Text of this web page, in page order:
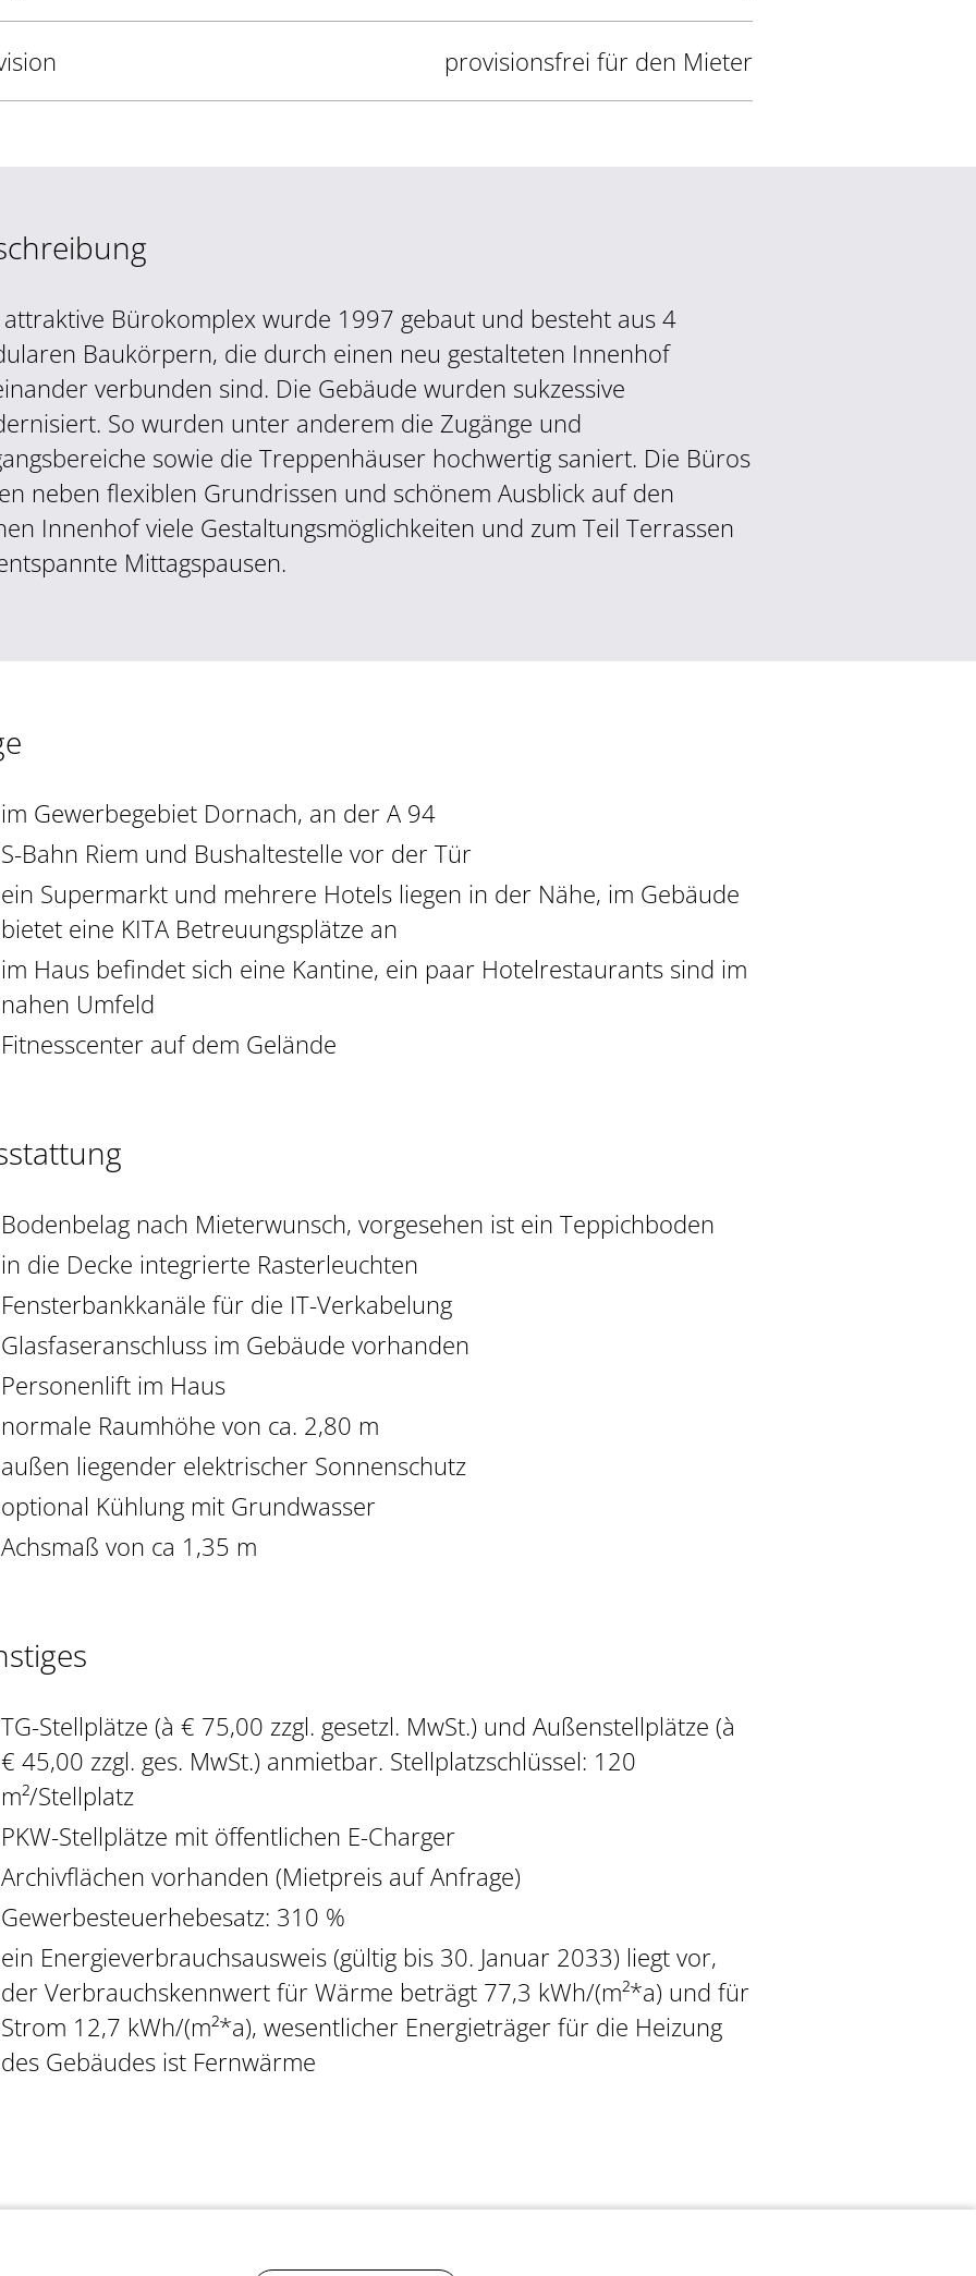
provisionsfrei für den Mieter
Bürokomplex wurde 1997 gebaut und besteht aus 4
Baukörpern, die durch einen neu gestalteten Innenhof
verbunden sind. Die Gebäude wurden sukzessive
So wurden unter anderem die Zugänge und
sowie die Treppenhäuser hochwertig saniert. Die Büros
neben flexiblen Grundrissen und schönem Ausblick auf den
Innenhof viele Gestaltungsmöglichkeiten und zum Teil Terrassen
Mittagspausen.
im Gewerbegebiet Dornach, an der A 94
S-Bahn Riem und Bushaltestelle vor der Tür
ein Supermarkt und mehrere Hotels liegen in der Nähe, im Gebäude
bietet eine KITA Betreuungsplätze an
im Haus befindet sich eine Kantine, ein paar Hotelrestaurants sind im
nahen Umfeld
Fitnesscenter auf dem Gelände
Bodenbelag nach Mieterwunsch, vorgesehen ist ein Teppichboden
in die Decke integrierte Rasterleuchten
Fensterbankkanäle für die IT-Verkabelung
Glasfaseranschluss im Gebäude vorhanden
Personenlift im Haus
normale Raumhöhe von ca. 2,80 m
außen liegender elektrischer Sonnenschutz
optional Kühlung mit Grundwasser
Achsmaß von ca 1,35 m
TG-Stellplätze (à € 75,00 zzgl. gesetzl. MwSt.) und Außenstellplätze (à
€ 45,00 zzgl. ges. MwSt.) anmietbar. Stellplatzschlüssel: 120
m²/Stellplatz
PKW-Stellplätze mit öffentlichen E-Charger
Archivflächen vorhanden (Mietpreis auf Anfrage)
Gewerbesteuerhebesatz: 310 %
ein Energieverbrauchsausweis (gültig bis 30. Januar 2033) liegt vor,
der Verbrauchskennwert für Wärme beträgt 77,3 kWh/(m²*a) und für
Strom 12,7 kWh/(m²*a), wesentlicher Energieträger für die Heizung
des Gebäudes ist Fernwärme